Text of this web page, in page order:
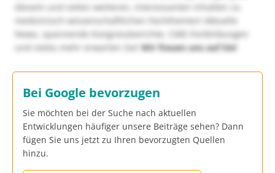
diesem und vielen weiteren, interessanten Inhalten zu
medizinisch-wissenschaftlichen Fachthemen! Aktuelle
News, spannende Kongressberichte, CME-Fortbildungen
und vieles mehr erwarten Sie!Wir freuen uns auf Sie!
Bei Google bevorzugen
Sie möchten bei der Suche nach aktuellen
Entwicklungen häufiger unsere Beiträge sehen? Dann
fügen Sie uns jetzt zu Ihren bevorzugten Quellen
hinzu.